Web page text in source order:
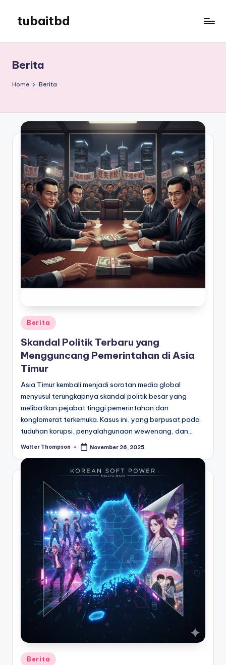
content
tubaitbd
Berita
Home Berita
Posted
in
Berita
Skandal Politik Terbaru yang
Mengguncang Pemerintahan di Asia
Timur
Asia Timur kembali menjadi sorotan media global
menyusul terungkapnya skandal politik besar yang
melibatkan pejabat tinggi pemerintahan dan
konglomerat terkemuka. Kasus ini, yang berpusat pada
tuduhan korupsi, penyalahgunaan wewenang, dan…
Posted
Walter Thompson November 26, 2025
Posted
Berita